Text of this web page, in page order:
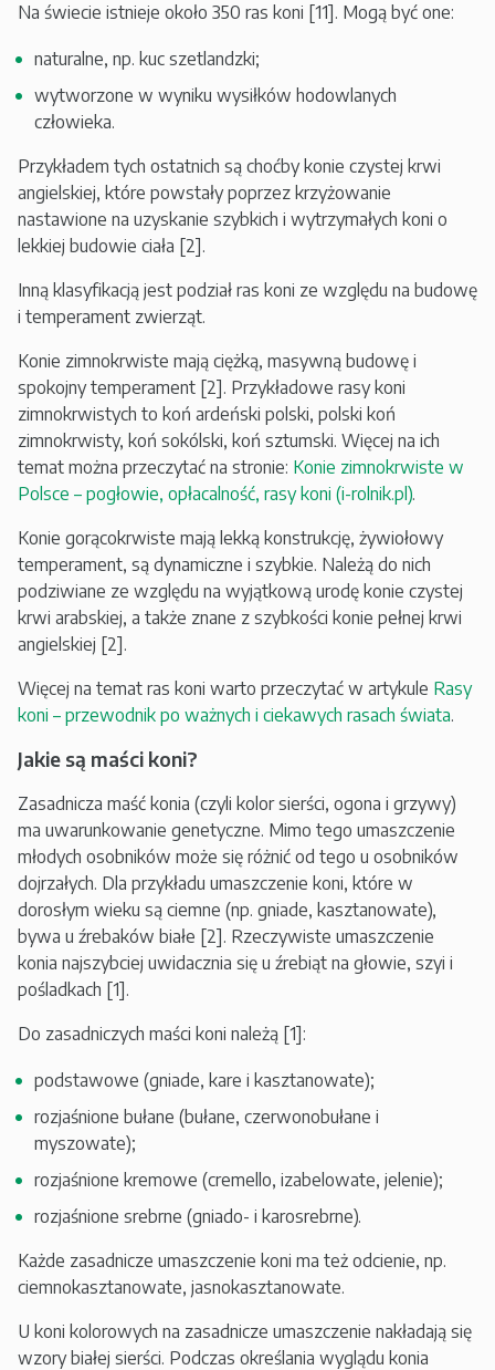
Na świecie istnieje około 350 ras koni [11]. Mogą być one:
naturalne, np. kuc szetlandzki;
wytworzone w wyniku wysiłków hodowlanych
człowieka.
Przykładem tych ostatnich są choćby konie czystej krwi
angielskiej, które powstały poprzez krzyżowanie
nastawione na uzyskanie szybkich i wytrzymałych koni o
lekkiej budowie ciała [2].
Inną klasyfikacją jest podział ras koni ze względu na budowę
i temperament zwierząt.
Konie zimnokrwiste mają ciężką, masywną budowę i
spokojny temperament [2]. Przykładowe rasy koni
zimnokrwistych to koń ardeński polski, polski koń
zimnokrwisty, koń sokólski, koń sztumski. Więcej na ich
temat można przeczytać na stronie: Konie zimnokrwiste w
Polsce – pogłowie, opłacalność, rasy koni (i-rolnik.pl).
Konie gorącokrwiste mają lekką konstrukcję, żywiołowy
temperament, są dynamiczne i szybkie. Należą do nich
podziwiane ze względu na wyjątkową urodę konie czystej
krwi arabskiej, a także znane z szybkości konie pełnej krwi
angielskiej [2].
Więcej na temat ras koni warto przeczytać w artykule Rasy
koni – przewodnik po ważnych i ciekawych rasach świata.
Jakie są maści koni?
Zasadnicza maść konia (czyli kolor sierści, ogona i grzywy)
ma uwarunkowanie genetyczne. Mimo tego umaszczenie
młodych osobników może się różnić od tego u osobników
dojrzałych. Dla przykładu umaszczenie koni, które w
dorosłym wieku są ciemne (np. gniade, kasztanowate),
bywa u źrebaków białe [2]. Rzeczywiste umaszczenie
konia najszybciej uwidacznia się u źrebiąt na głowie, szyi i
pośladkach [1].
Do zasadniczych maści koni należą [1]:
podstawowe (gniade, kare i kasztanowate);
rozjaśnione bułane (bułane, czerwonobułane i
myszowate);
rozjaśnione kremowe (cremello, izabelowate, jelenie);
rozjaśnione srebrne (gniado- i karosrebrne).
Każde zasadnicze umaszczenie koni ma też odcienie, np.
ciemnokasztanowate, jasnokasztanowate.
U koni kolorowych na zasadnicze umaszczenie nakładają się
wzory białej sierści. Podczas określania wyglądu konia